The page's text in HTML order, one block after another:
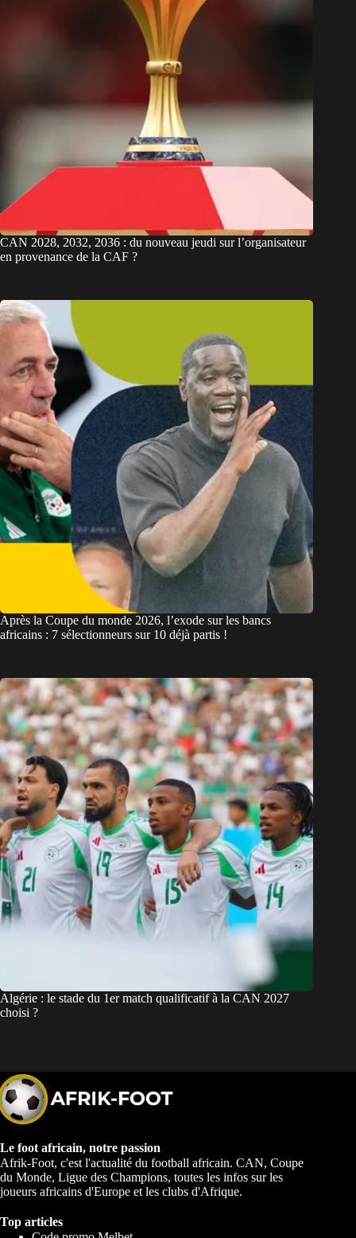
CAN 2028, 2032, 2036 : du nouveau jeudi sur l’organisateur
en provenance de la CAF ?
Après la Coupe du monde 2026, l’exode sur les bancs
africains : 7 sélectionneurs sur 10 déjà partis !
Algérie : le stade du 1er match qualificatif à la CAN 2027
choisi ?
Le foot africain, notre passion
Afrik-Foot, c'est l'actualité du football africain. CAN, Coupe
du Monde, Ligue des Champions, toutes les infos sur les
joueurs africains d'Europe et les clubs d'Afrique.
Top articles